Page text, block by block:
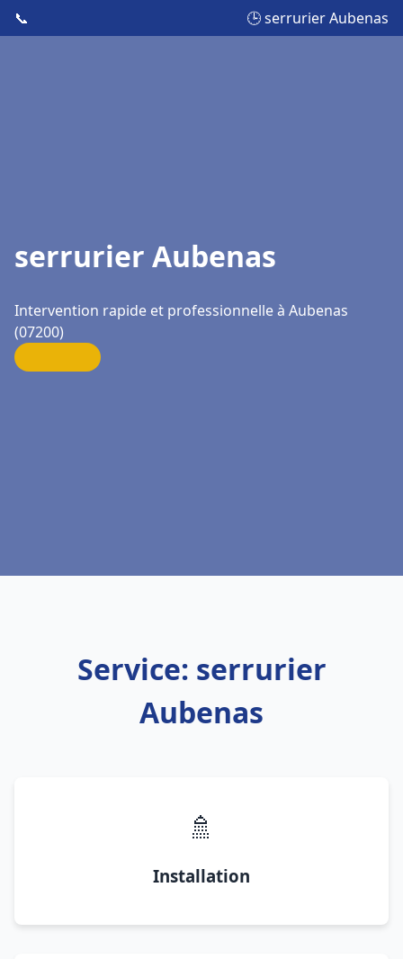
📞 🕒 serrurier Aubenas
serrurier Aubenas
Intervention rapide et professionnelle à Aubenas
(07200)
Service: serrurier
Aubenas
🚿
Installation